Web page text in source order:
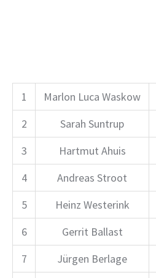
1 Marlon Luca Waskow
2
Sarah Suntrup
3
Hartmut Ahuis
4
Andreas Stroot
5
Heinz Westerink
6
Gerrit Ballast
7
Jürgen Berlage